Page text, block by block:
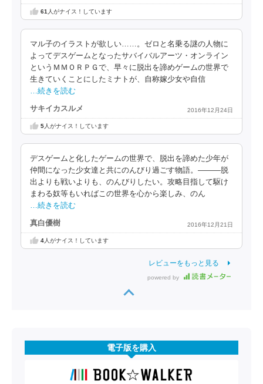
61人がナイス！しています
マル子のイラストが欲しい……。ゼロと名乗る謎の人物に
よってデスゲームとなったサバイバルアーツ・オンライン
というＭＭＯＲＰＧで、早々に脱出を諦めゲームの世界で
生きていくことにしたミナトが、自称嫁少女や自信
…続きを読む
サキイカスルメ 2016年12月24日
5人がナイス！しています
デスゲームと化したゲームの世界で、脱出を諦めた少年が
仲間になった少女達と共にのんびり過ごす物語。―――脱
出よりも戦いよりも、のんびりしたい。攻略目指して駆け
まわる奴等もいればこの世界を心から楽しみ、のん
…続きを読む
真白優樹 2016年12月21日
4人がナイス！しています
レビューをもっと見る
powered by
電子版を購入